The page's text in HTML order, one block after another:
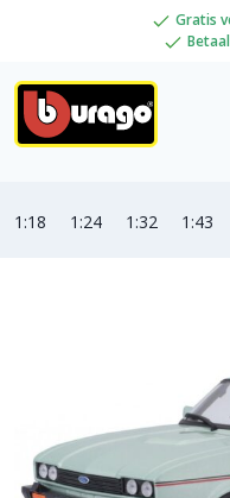
Gratis
1:18 1:24 1:32 1:43